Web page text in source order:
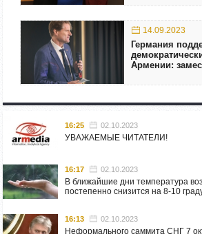
14.09.2023
Германия
Армении:
16:25 02.10.2023
УВАЖАЕМЫЕ ЧИТАТЕЛИ!
16:17 02.10.2023
В ближайшие дни температура
постепенно снизится на 8-10
16:13 02.10.2023
Неформального саммита СНГ 7